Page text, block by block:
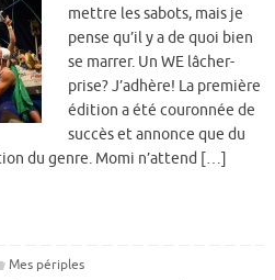
mettre les sabots, mais je
pense qu’il y a de quoi bien
se marrer. Un WE lâcher-
prise? J’adhère! La première
édition a été couronnée de
succès et annonce que du
du genre. Momi n’attend […]
Mes périples